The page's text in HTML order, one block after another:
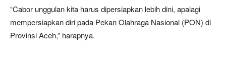
“Cabor unggulan kita harus dipersiapkan lebih dini, apalagi
mempersiapkan diri pada Pekan Olahraga Nasional (PON) di
Provinsi Aceh,” harapnya.